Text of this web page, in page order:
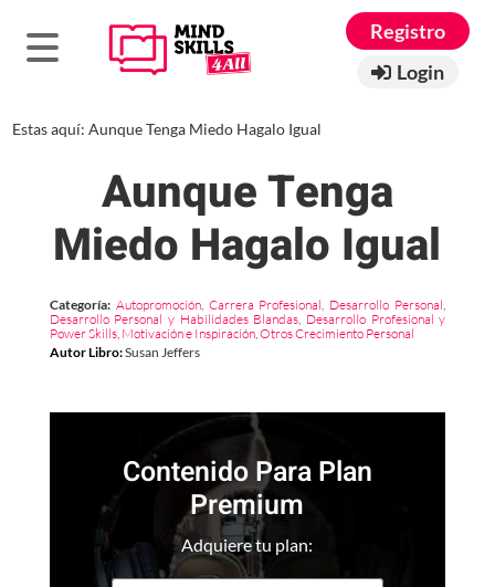
Registro
Login
Estas aquí: Aunque Tenga Miedo Hagalo Igual
Aunque Tenga
Miedo Hagalo Igual
Categoría: Autopromoción, Carrera Profesional Desarrollo Personal
Desarrollo Personal y Habilidades Blandas Desarrollo Profesional y
Power Skills, Motivación e Inspiración, Otros Crecimiento Personal
Autor Libro:Susan Jeffers
Contenido Para Plan
Premium
Adquiere tu plan: